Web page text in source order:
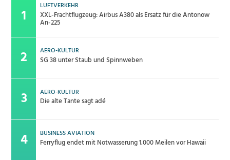
LUFTVERKEHR
XXL-Frachtflugzeug: Airbus A380 als Ersatz für die Antonow
An-225
AERO-KULTUR
SG 38 unter Staub und Spinnweben
AERO-KULTUR
Die alte Tante sagt adé
BUSINESS AVIATION
Ferryflug endet mit Notwasserung 1.000 Meilen vor Hawaii